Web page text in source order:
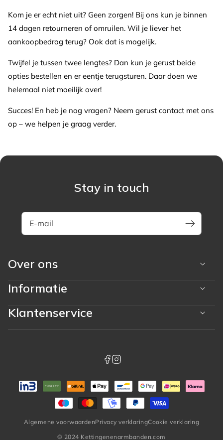
Kom je er echt niet uit? Geen zorgen! Bij ons kun je binnen
14 dagen retourneren of omruilen. Wil je liever het
aankoopbedrag terug? Ook dat is mogelijk.
Twijfel je tussen twee lengtes? Dan kun je gerust beide
opties bestellen en er eentje terugsturen. Daar doen we
helemaal niet moeilijk over!
Succes! En heb je nog vragen? Neem gerust contact met ons
op – we helpen je graag verder.
Stay in touch
E-mail
Over ons
Informatie
Klantenservice
© 2024 Kettingenenarmbanden.com
Algemene voorwaardenPrivacy verklaringCookie verklaring
facebook
instagram
whatsapp